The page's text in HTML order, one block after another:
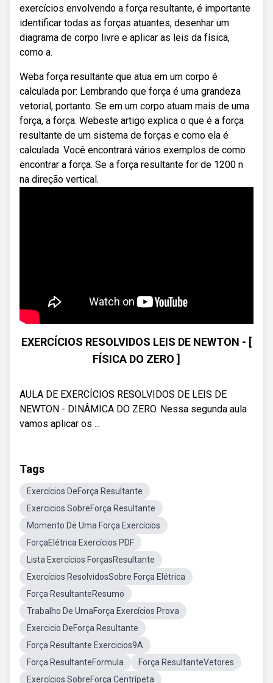
exercícios envolvendo a força resultante, é importante
identificar todas as forças atuantes, desenhar um
diagrama de corpo livre e aplicar as leis da física,
como a.
Weba força resultante que atua em um corpo é
calculada por: Lembrando que força é uma grandeza
vetorial, portanto. Se em um corpo atuam mais de uma
força, a força. Webeste artigo explica o que é a força
resultante de um sistema de forças e como ela é
calculada. Você encontrará vários exemplos de como
encontrar a força. Se a força resultante for de 1200 n
na direção vertical.
EXERCÍCIOS RESOLVIDOS LEIS DE NEWTON - [
FÍSICA DO ZERO ]
AULA DE EXERCÍCIOS RESOLVIDOS DE LEIS DE
NEWTON - DINÂMICA DO ZERO. Nessa segunda aula
vamos aplicar os ...
Tags
Exercícios DeForça Resultante
Exercicios SobreForça Resultante
Momento De Uma Força Exercícios
ForçaElétrica Exercícios PDF
Lista Exercícios ForçasResultante
Exercícios ResolvidosSobre Força Elétrica
Força ResultanteResumo
Trabalho De UmaForça Exercícios Prova
Exercicio DeForça Resultante
Força Resultante Exercicios9A
Força ResultanteFormula
Força ResultanteVetores
Exercícios SobreForça Centrípeta